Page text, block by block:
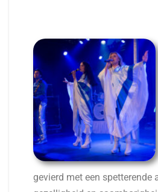
gevierd met een spetterende